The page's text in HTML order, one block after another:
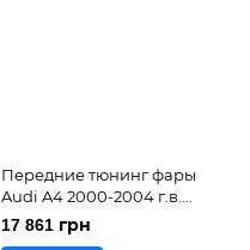
Передние тюнинг фары
Audi A4 2000-2004 г.в.
дневные ходовые огни,
линза, хром
17 861 грн